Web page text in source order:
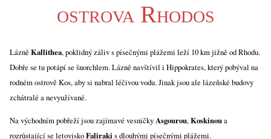
ostrova Rhodos
Lázně Kallithea, poklidný záliv s písečnými plážemi leží 10 km jižně od Rhodu.
Dobře se tu potápí se šnorchlem. Lázně navštívil i Hippokrates, který pobýval na
rodném ostrově Kos, aby si nabral léčivou vodu. Jinak jsou ale lázeňské budovy
zchátralé a nevyužívané.
Na východním pobřeží jsou zajímavé vesničky Asgourou, Koskinoua
rozrůstající se letoviskoFaliraki s dlouhými písečnými plážemi.